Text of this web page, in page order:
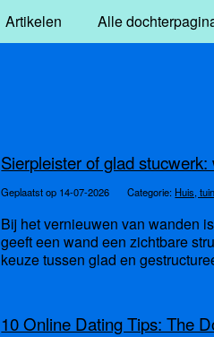
Artikelen Alle
Sierpleister of glad
Geplaatst op 14-07-2026 Categorie: Huis,
Bij het vernieuwen van wanden
geeft een wand een zichtbare
keuze tussen glad en
10 Online Dating Tips: The